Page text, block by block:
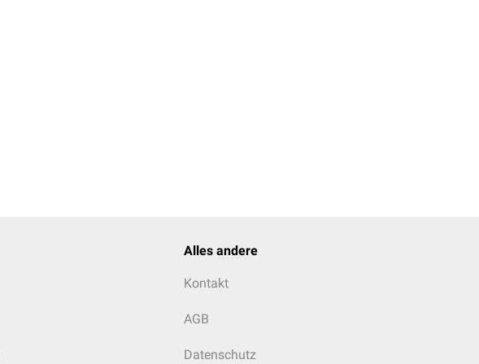
Alles andere
Kontakt
AGB
Datenschutz